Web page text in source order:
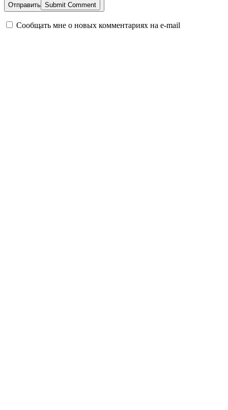
Отправить
Сообщать мне о новых комментариях на e-mail